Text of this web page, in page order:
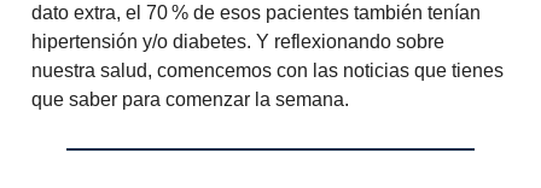
dato extra, el 70 % de esos pacientes también tenían
hipertensión y/o diabetes. Y reflexionando sobre
nuestra salud, comencemos con las noticias que tienes
que saber para comenzar la semana.